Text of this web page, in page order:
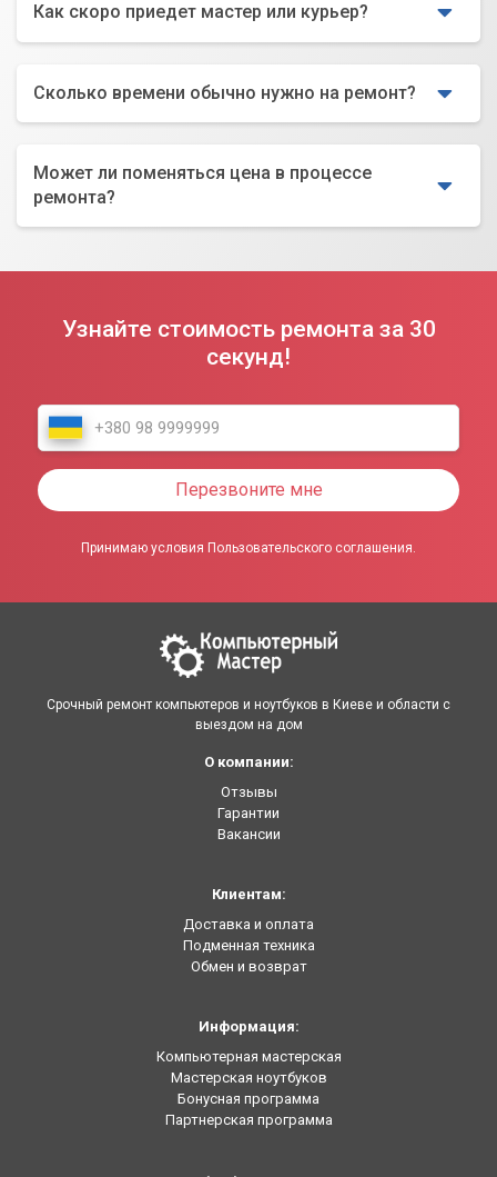
Как скоро приедет мастер или курьер?
Сколько времени обычно нужно на ремонт?
Может ли поменяться цена в процессе
ремонта?
Узнайте стоимость ремонта за 30
секунд!
Перезвоните мне
Принимаю условия Пользовательского соглашения.
Срочный ремонт компьютеров и ноутбуков в Киеве и области с
выездом на дом
О компании:
Отзывы
Гарантии
Вакансии
Клиентам:
Доставка и оплата
Подменная техника
Обмен и возврат
Информация:
Компьютерная мастерская
Мастерская ноутбуков
Бонусная программа
Партнерская программа